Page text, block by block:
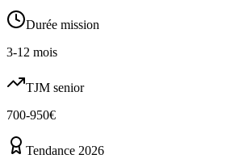
Durée mission
3-12 mois
TJM senior
700-950€
Tendance 2026